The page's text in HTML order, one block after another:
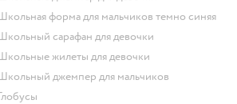
Школьная форма для мальчиков темно синяя
Школьный сарафан для девочки
Школьные жилеты для девочки
Школьный джемпер для мальчиков
Глобусы